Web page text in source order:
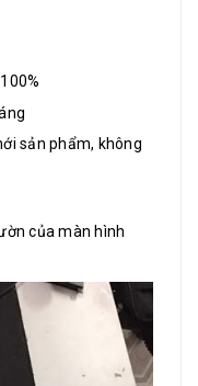
sản phẩm, không
của màn hình